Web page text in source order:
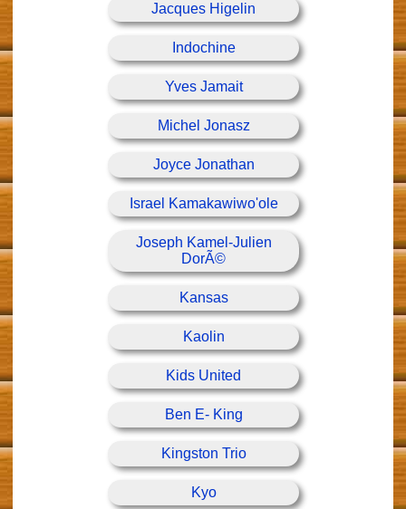
Jacques Higelin
Indochine
Yves Jamait
Michel Jonasz
Joyce Jonathan
Israel Kamakawiwo'ole
Joseph Kamel-Julien
DorÃ©
Kansas
Kaolin
Kids United
Ben E- King
Kingston Trio
Kyo